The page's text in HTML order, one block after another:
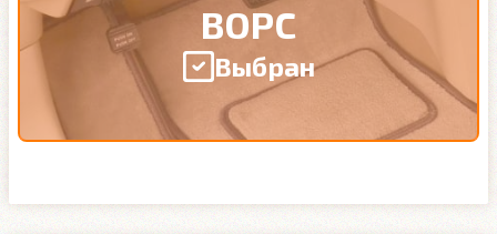
ВОРС
Выбран